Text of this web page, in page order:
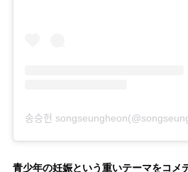
青少年の妊娠という重いテーマをコメ